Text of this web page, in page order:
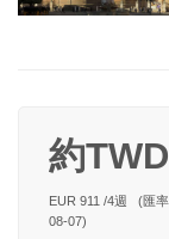
約
EUR 911 /4週
(匯
08-07)